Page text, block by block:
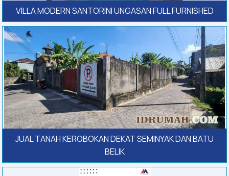
VILLA MODERN SANTORINI UNGASAN FULL FURNISHED
JUAL TANAH KEROBOKAN DEKAT SEMINYAK DAN BATU
BELIK